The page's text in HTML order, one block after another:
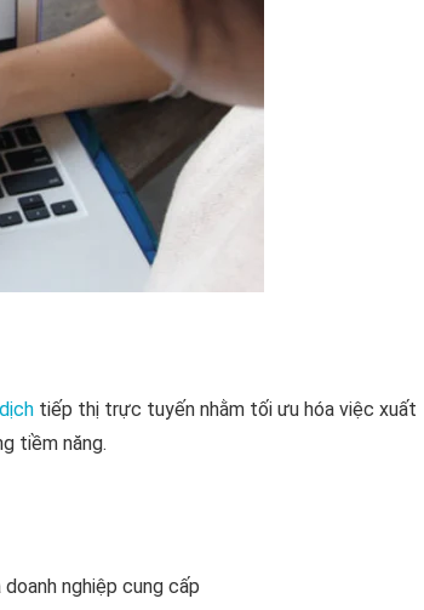
tiếp thị trực tuyến nhằm tối ưu hóa việc xuất
tiềm năng.
nghiệp cung cấp